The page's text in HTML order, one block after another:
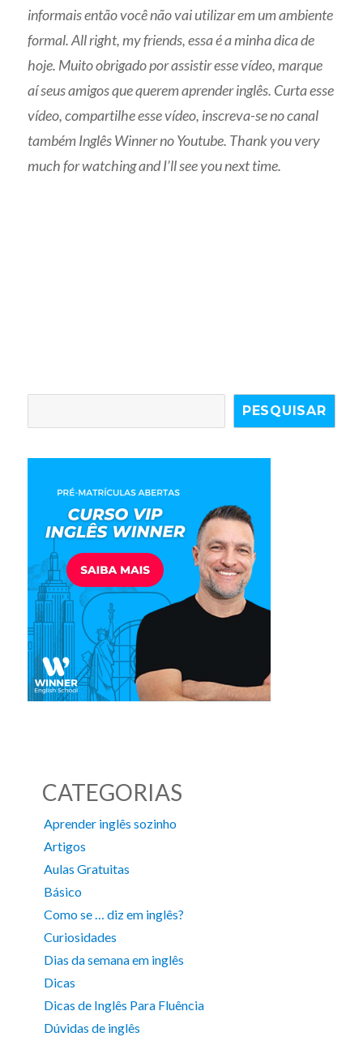
informais então você não vai utilizar em um ambiente
formal. All right, my friends, essa é a minha dica de
hoje. Muito obrigado por assistir esse vídeo, marque
aí seus amigos que querem aprender inglês. Curta esse
vídeo, compartilhe esse vídeo, inscreva-se no canal
também Inglês Winner no Youtube. Thank you very
much for watching and I’ll see you next time.
PESQUISAR
CATEGORIAS
Aprender inglês sozinho
Artigos
Aulas Gratuitas
Básico
Como se … diz em inglês?
Curiosidades
Dias da semana em inglês
Dicas
Dicas de Inglês Para Fluência
Dúvidas de inglês